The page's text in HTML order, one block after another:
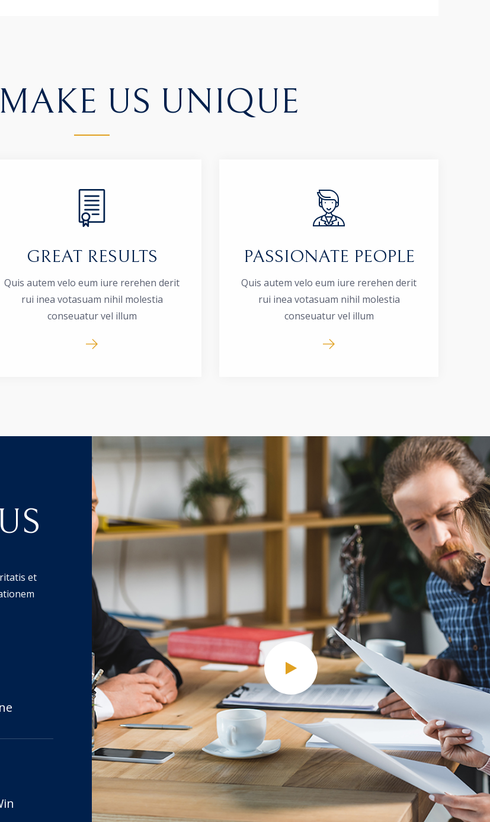
US UNIQUE
GREAT RESULTS
Quis autem velo eum iure rerehen derit
rui inea votasuam nihil molestia
conseuatur vel illum
PASSIONATE PEOPLE
Quis autem velo eum iure rerehen derit
rui inea votasuam nihil molestia
conseuatur vel illum
et